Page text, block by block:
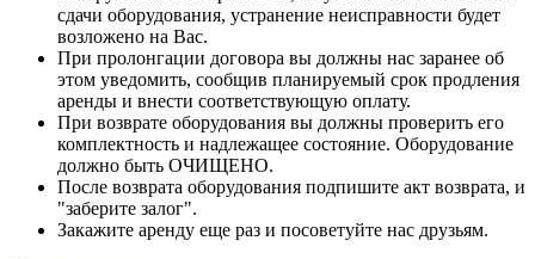
сдачи оборудования, устранение неисправности будет
возложено на Вас.
При пролонгации договора вы должны нас заранее об
этом уведомить, сообщив планируемый срок продления
аренды и внести соответствующую оплату.
При возврате оборудования вы должны проверить его
комплектность и надлежащее состояние. Оборудование
должно быть ОЧИЩЕНО.
После возврата оборудования подпишите акт возврата, и
"заберите залог".
Закажите аренду еще раз и посоветуйте нас друзьям.